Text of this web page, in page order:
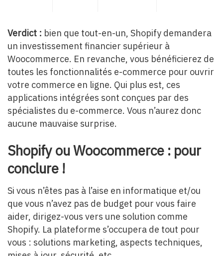
Verdict : bien que tout-en-un, Shopify demandera
un investissement financier supérieur à
Woocommerce. En revanche, vous bénéficierez de
toutes les fonctionnalités e-commerce pour ouvrir
votre commerce en ligne. Qui plus est, ces
applications intégrées sont conçues par des
spécialistes du e-commerce. Vous n’aurez donc
aucune mauvaise surprise.
Shopify ou Woocommerce : pour
conclure !
Si vous n’êtes pas à l’aise en informatique et/ou
que vous n’avez pas de budget pour vous faire
aider, dirigez-vous vers une solution comme
Shopify. La plateforme s’occupera de tout pour
vous : solutions marketing, aspects techniques,